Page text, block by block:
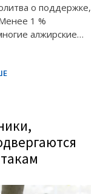
о поддержке,
1 %
алжирские…